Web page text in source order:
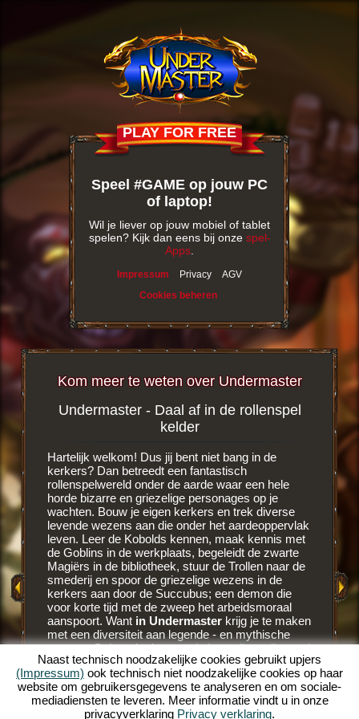
PLAY FOR FREE
Speel #GAME op jouw PC
of laptop!
Wil je liever op jouw mobiel of tablet
spelen? Kijk dan eens bij onze spel-
Apps
Impressum Privacy
AGV
Cookies beheren
Kom meer te weten over Undermaster
Undermaster - Daal af in de rollenspel
kelder
Hartelijk welkom! Dus jij bent niet bang in de
kerkers? Dan betreedt een fantastisch
rollenspelwereld onder de aarde waar een hele
horde bizarre en griezelige personages op je
wachten. Bouw je eigen kerkers en trek diverse
levende wezens aan die onder het aardeoppervlak
leven. Leer de Kobolds kennen, maak kennis met
de Goblins in de werkplaats, begeleidt de zwarte
Magiërs in de bibliotheek, stuur de Trollen naar de
smederij en spoor de griezelige wezens in de
kerkers aan door de Succubus; een demon die
voor korte tijd met de zweep het arbeidsmoraal
aanspoort. Want in Undermasterkrijg je te maken
met een diversiteit aan legende - en mythische
wezens. Beheer je dungeon in het online rollenspel
en bouw het uit over meerdere etages. Bouw
diverse kerkers, decoreer je kerkers met vele
items en verfraai de donkere ruimtes met
brandende fakkels. Beleef het unieke online
rollenspel Undermaster. Wil je nog meer weten wat
Het is
van de
je een
eigen
lessen
spoort
maar ze
Naast technisch noodzakelijke cookies gebruikt upjers
(Impressum) ook technisch niet noodzakelijke cookies op haar
website om gebruikersgegevens te analyseren en om sociale-
mediadiensten te leveren. Meer informatie vindt u in onze
privacyverklaring Privacy verklaring.